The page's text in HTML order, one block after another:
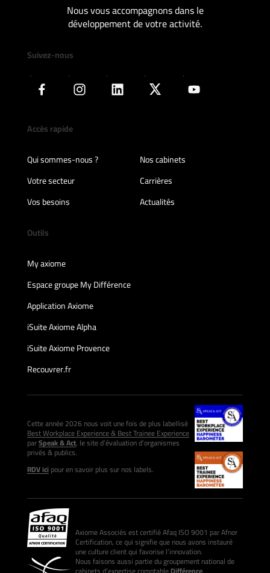
Nous vous accompagnons dans le
développement de votre activité.
Suivez-nous
Accès rapide
Qui sommes-nous ?
Nos cabinets
Votre secteur
Carrières
Vos besoins
Actualités
Outils
My axiome
Espace groupe My Différence
Application Axiome
iSuite Axiome Alpha
iSuite Axiome Provence
Recouvrer.fr
Cette année 2026 nous voit une fois de plus labellisé
Best Workplace Experience & Best Trainee Experience
parSpeak & Act, le site d’évaluation d’organismes
privés & publics.
RDV icipour en savoir plus sur nos labels.
Axiome Associés est certifié Afaq ISO 9001 par Afnor
Certification, ce qui signifie que nous avons instauré
une culture client qui favorise l’innovation.
Nous faisons aussi partie du groupement national de